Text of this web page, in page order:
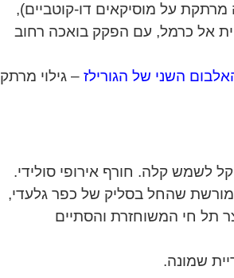
מרתקת על מוסיקאים דו-קוטביים),
אל כרמל, עם הפקק בואכה רחוב
השני של הגורילז – גילוי מרתק
לשמש קלה. חורף אירופי סולידי.
מורשת שהחל בסליק של כפר גלעדי,
תל חי המשוחזרת והסתיים
שמונה.